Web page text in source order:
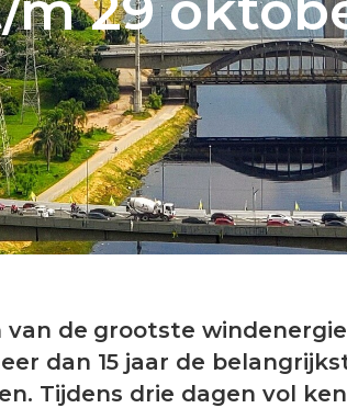
van de grootste
dan 15 jaar de
Tijdens drie dagen vol